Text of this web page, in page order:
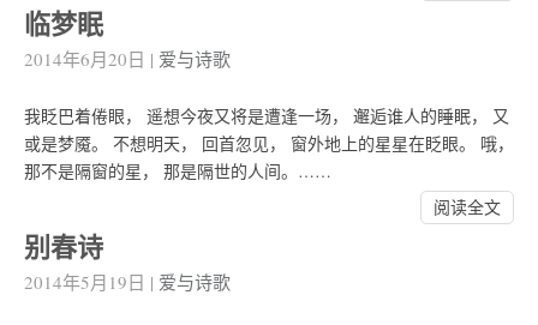
临梦眠
2014年6月20日 | 爱与诗歌
我眨巴着倦眼， 遥想今夜又将是遭逢一场， 邂逅谁人的睡眠， 又
或是梦魇。 不想明天， 回首忽见， 窗外地上的星星在眨眼。 哦，
那不是隔窗的星， 那是隔世的人间。……
阅读全文
别春诗
2014年5月19日 | 爱与诗歌